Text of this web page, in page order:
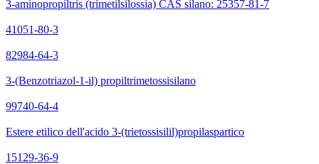
3-aminopropiltris (trimetilsilossia) CAS silano: 25357-81-7
41051-80-3
82984-64-3
3-(Benzotriazol-1-il) propiltrimetossisilano
99740-64-4
Estere etilico dell'acido 3-(trietossisilil)propilaspartico
15129-36-9